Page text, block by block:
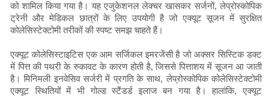
को शामिल किया गया है। यह एजुकेशनल लेक्चर खासकर सर्जनों, लेप्रोस्कोपिक
ट्रेनी और मेडिकल छात्रों के लिए उपयोगी है जो एक्यूट सूजन में सुरक्षित
कोलेसिस्टेक्टोमी तरीकों की स्पष्ट समझ चाहते हैं।
एक्यूट कोलेसिस्टाइटिस एक आम सर्जिकल इमरजेंसी है जो अक्सर सिस्टिक डक्ट
में पित्त की पथरी के रुकावट के कारण होती है, जिससे पित्ताशय में सूजन आ जाती
है। मिनिमली इनवेसिव सर्जरी में प्रगति के साथ, लेप्रोस्कोपिक कोलेसिस्टेक्टोमी
एक्यूट स्थितियों में भी गोल्ड स्टैंडर्ड इलाज बन गया है। हालांकि, एक्यूट